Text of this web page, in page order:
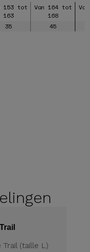
153 tot
163
Van 164 tot
168
35 45
Trail (taille L)